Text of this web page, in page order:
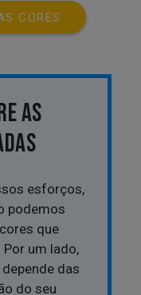
CORES
AS
esforços,
podemos
que
um lado,
das
do seu